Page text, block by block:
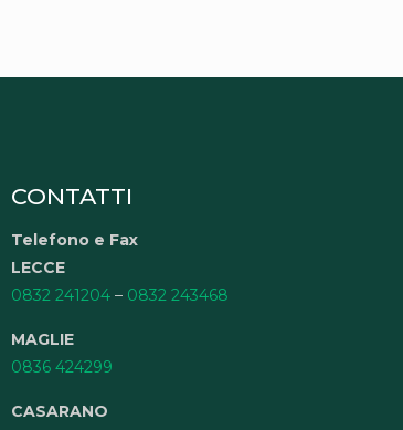
CONTATTI
Telefono e Fax
LECCE
0832 241204 – 0832 243468
MAGLIE
0836 424299
CASARANO